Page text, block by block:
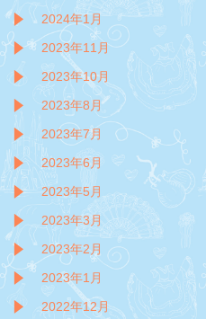
2024年1月
2023年11月
2023年10月
2023年8月
2023年7月
2023年6月
2023年5月
2023年3月
2023年2月
2023年1月
2022年12月